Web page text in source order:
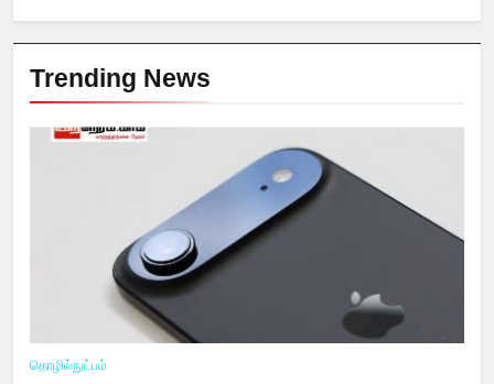
Trending News
தொழில்நுட்பம்